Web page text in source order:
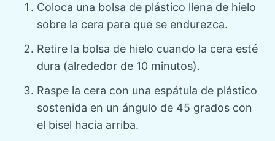
Coloca una bolsa de plástico llena de hielo
sobre la cera para que se endurezca.
Retire la bolsa de hielo cuando la cera esté
dura (alrededor de 10 minutos).
Raspe la cera con una espátula de plástico
sostenida en un ángulo de 45 grados con
el bisel hacia arriba.